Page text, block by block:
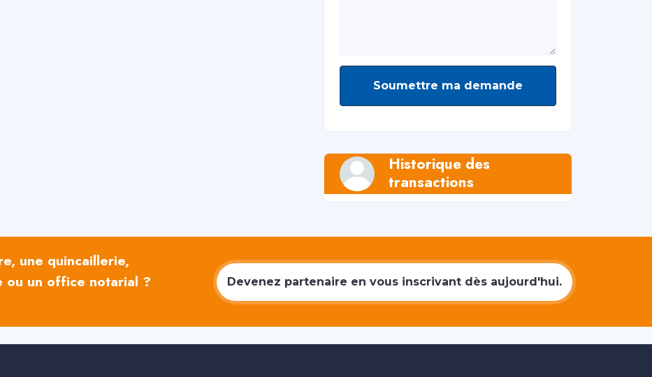
Soumettre ma demande
Historique des
transactions
une quincaillerie,
ou un office notarial ?
Devenez partenaire en vous inscrivant dès aujourd'hui.